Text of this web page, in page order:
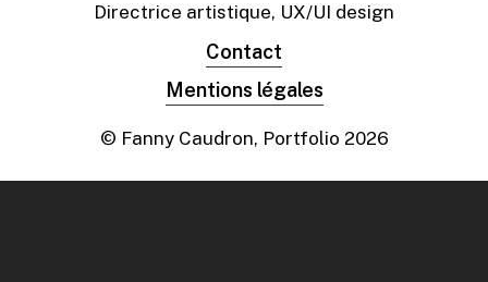
Directrice artistique, UX/UI design
Contact
Mentions légales
© Fanny Caudron, Portfolio 2026